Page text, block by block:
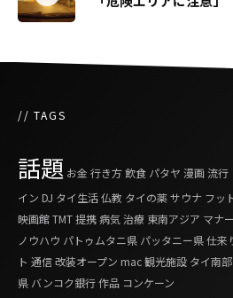
// TAGS
話題 お金 行き方飲食 パタヤ 漫画 流行
イン DJ タイ生活仏教 タイの薬サウナ フッ
映画館TMT提携病気 治療 東南アジア マナー
ノウハウ パトゥムタニ県 パッタニー県仕来
ト 通信改装オープン mac観光施設 タイ南部
県 バンコク銀行作品 コンケーン